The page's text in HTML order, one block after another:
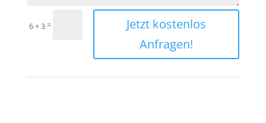
6 + 3=
Jetzt kostenlos
Anfragen!